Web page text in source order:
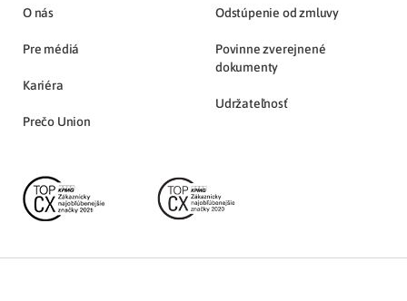
O nás
Pre médiá
Kariéra
Prečo Union
Odstúpenie od zmluvy
Povinne zverejnené
dokumenty
Udržateľnosť